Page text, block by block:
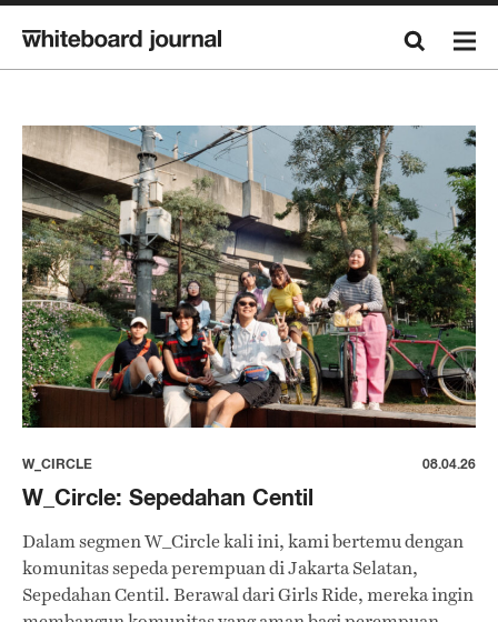
W_CIRCLE 08.04.26
W_Circle: Sepedahan Centil
Dalam segmen W_Circle kali ini, kami bertemu dengan
komunitas sepeda perempuan di Jakarta Selatan,
Sepedahan Centil. Berawal dari Girls Ride, mereka ingin